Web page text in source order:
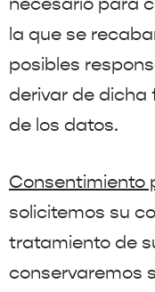
la que se
posibles
derivar de
de los datos.
Consentimiento
solicitemos su
tratamiento de
conservaremos